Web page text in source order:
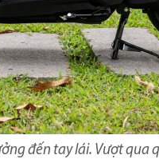
đến tay lái. Vượt qua